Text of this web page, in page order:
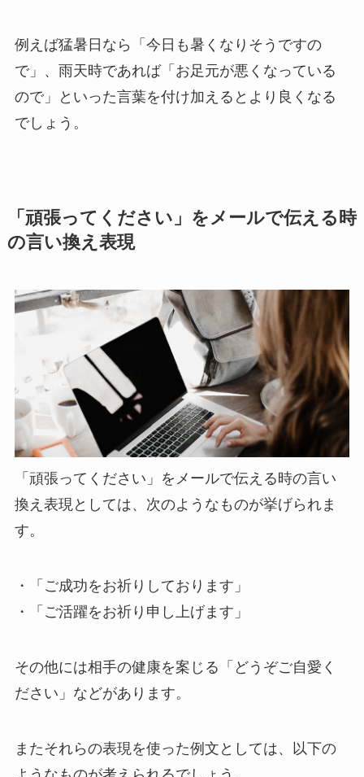
例えば猛暑日なら「今日も暑くなりそうですの
で」、雨天時であれば「お足元が悪くなっている
ので」といった言葉を付け加えるとより良くなる
でしょう。
「頑張ってください」をメールで伝える時
の言い換え表現
「頑張ってください」をメールで伝える時の言い
換え表現としては、次のようなものが挙げられま
す。
・「ご成功をお祈りしております」
・「ご活躍をお祈り申し上げます」
その他には相手の健康を案じる「どうぞご自愛く
ださい」などがあります。
またそれらの表現を使った例文としては、以下の